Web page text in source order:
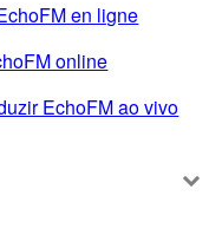
en ligne
online
EchoFM ao vivo